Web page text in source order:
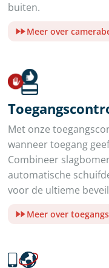
buiten.
Meer over
Met onze
wanneer toegang
Combineer
automatische
voor de ultieme
Meer over